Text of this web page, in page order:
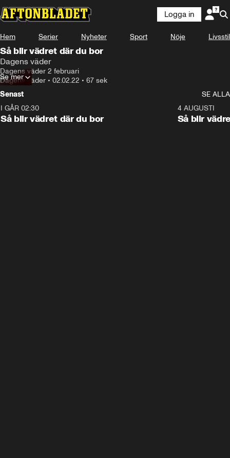
Logga in
Hem Serier Nyheter Sport Nöje Livsstil
Så blir vädret där du bor
Dagens väder
Dagens väder 2 februari
Dagens väder • 02.02.22 • 67 sek
Se mer
Senast
SE ALLA
I GÅR 02:30
Så blir vädret där du bor
4 AUGUSTI
Så blir